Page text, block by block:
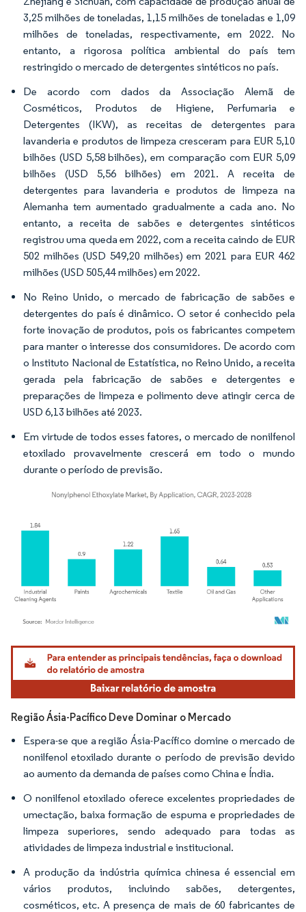
3,25 milhões de toneladas, 1,15 milhões de toneladas e 1,09
milhões de toneladas, respectivamente, em 2022. No
entanto, a rigorosa política ambiental do país tem
restringido o mercado de detergentes sintéticos no país.
De acordo com dados da Associação Alemã de
Cosméticos, Produtos de Higiene, Perfumaria e
Detergentes (IKW), as receitas de detergentes para
lavanderia e produtos de limpeza cresceram para EUR 5,10
bilhões (USD 5,58 bilhões), em comparação com EUR 5,09
bilhões (USD 5,56 bilhões) em 2021. A receita de
detergentes para lavanderia e produtos de limpeza na
Alemanha tem aumentado gradualmente a cada ano. No
entanto, a receita de sabões e detergentes sintéticos
registrou uma queda em 2022, com a receita caindo de EUR
502 milhões (USD 549,20 milhões) em 2021 para EUR 462
milhões (USD 505,44 milhões) em 2022.
No Reino Unido, o mercado de fabricação de sabões e
detergentes do país é dinâmico. O setor é conhecido pela
forte inovação de produtos, pois os fabricantes competem
para manter o interesse dos consumidores. De acordo com
o Instituto Nacional de Estatística, no Reino Unido, a receita
gerada pela fabricação de sabões e detergentes e
preparações de limpeza e polimento deve atingir cerca de
USD 6,13 bilhões até 2023.
Em virtude de todos esses fatores, o mercado de nonilfenol
etoxilado provavelmente crescerá em todo o mundo
durante o período de previsão.
Imagem © Mordor Intelligence. O reuso requer atribuição conforme CC BY 4.0.
Região Ásia-Pacífico Deve Dominar o Mercado
Espera-se que a região Ásia-Pacífico domine o mercado de
nonilfenol etoxilado durante o período de previsão devido
ao aumento da demanda de países como China e Índia.
O nonilfenol etoxilado oferece excelentes propriedades de
umectação, baixa formação de espuma e propriedades de
limpeza superiores, sendo adequado para todas as
atividades de limpeza industrial e institucional.
A produção da indústria química chinesa é essencial em
vários produtos, incluindo sabões, detergentes,
cosméticos, etc. A presença de mais de 60 fabricantes de